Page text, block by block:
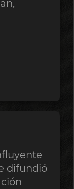
difundió